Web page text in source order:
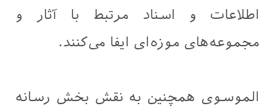
اطلاعات و اسناد مرتبط با آثار و
مجموعه‌های موزه‌ای ایفا می‌کنند.
الموسوی همچنین به نقش بخش رسانه